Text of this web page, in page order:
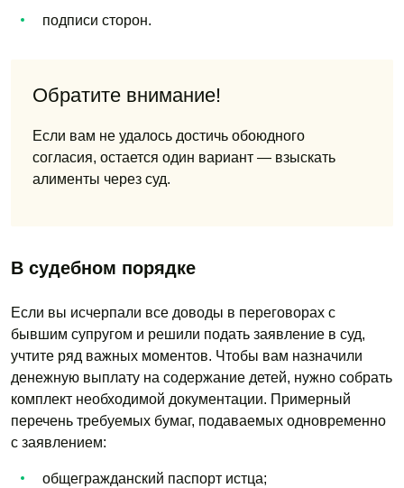
подписи сторон.
Обратите внимание!
Если вам не удалось достичь обоюдного
согласия, остается один вариант — взыскать
алименты через суд.
В судебном порядке
Если вы исчерпали все доводы в переговорах с
бывшим супругом и решили подать заявление в суд,
учтите ряд важных моментов. Чтобы вам назначили
денежную выплату на содержание детей, нужно собрать
комплект необходимой документации. Примерный
перечень требуемых бумаг, подаваемых одновременно
с заявлением:
общегражданский паспорт истца;